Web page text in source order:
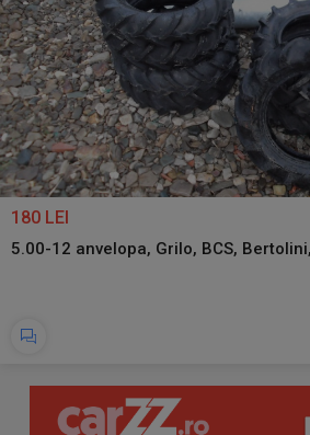
180 LEI
5.00-12 anvelopa, Grilo, BCS,